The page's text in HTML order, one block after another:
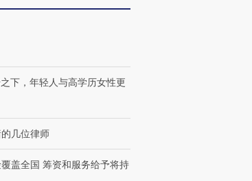
下，年轻人与高学历女性更
几位律师
盖全国 筹资和服务给予将持